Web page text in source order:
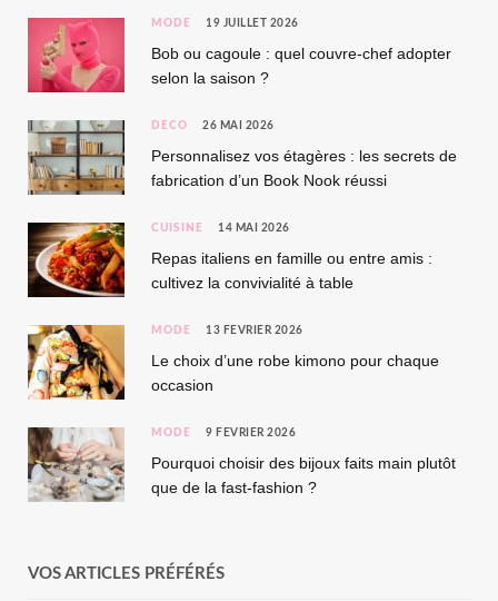
MODE 19 JUILLET 2026
Bob ou cagoule : quel couvre-chef adopter
selon la saison ?
DÉCO 26 MAI 2026
Personnalisez vos étagères : les secrets de
fabrication d’un Book Nook réussi
CUISINE 14 MAI 2026
Repas italiens en famille ou entre amis :
cultivez la convivialité à table
MODE 13 FÉVRIER 2026
Le choix d’une robe kimono pour chaque
occasion
MODE 9 FÉVRIER 2026
Pourquoi choisir des bijoux faits main plutôt
que de la fast-fashion ?
VOS ARTICLES PRÉFÉRÉS